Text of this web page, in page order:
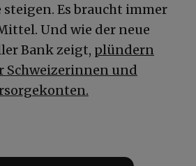
Es braucht immer
Und wie der neue
Bank zeigt, plündern
Schweizerinnen und